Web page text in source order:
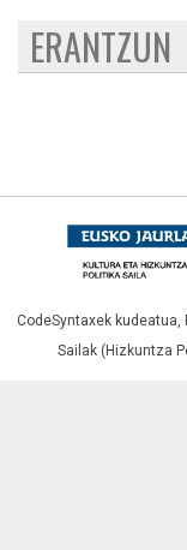
ERANTZUN
CodeSyntaxek kudeatua,
Sailak (Hizkuntza